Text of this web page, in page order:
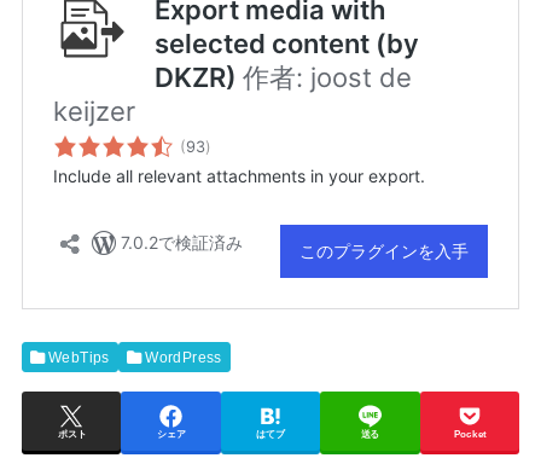
WebTips WordPress
ポスト シェア はてブ 送る Pocket